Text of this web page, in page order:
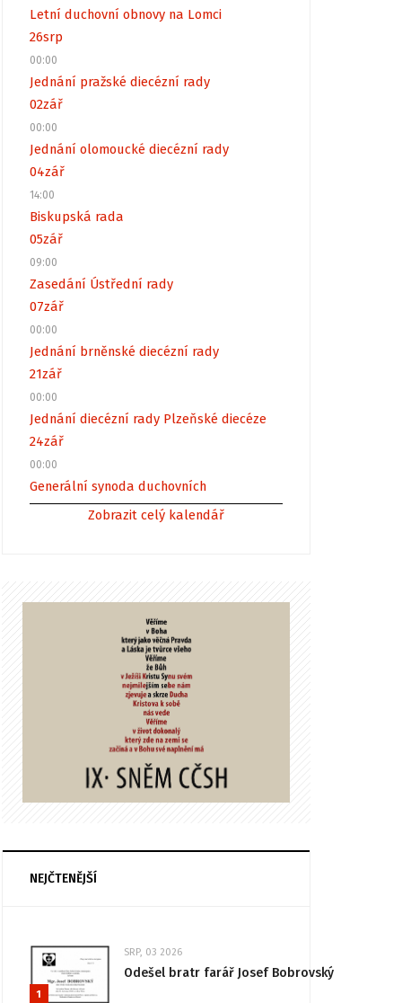
Letní duchovní obnovy na Lomci
26srp
00:00
Jednání pražské diecézní rady
02zář
00:00
Jednání olomoucké diecézní rady
04zář
14:00
Biskupská rada
05zář
09:00
Zasedání Ústřední rady
07zář
00:00
Jednání brněnské diecézní rady
21zář
00:00
Jednání diecézní rady Plzeňské diecéze
24zář
00:00
Generální synoda duchovních
Zobrazit celý kalendář
NEJČTENĚJŠÍ
1
SRP, 03 2026
Odešel bratr farář Josef Bobrovský